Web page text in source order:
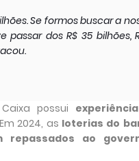
Se formos buscar a
dos R$ 35 bilhões,
possui
2024, as loterias do
repassados ao